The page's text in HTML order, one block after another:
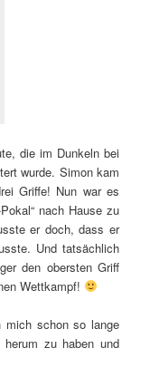
die im Dunkeln bei
wurde. Simon kam
Griffe! Nun war es
nach Hause zu
er doch, dass er
Und tatsächlich
den obersten Griff
Wettkampf!
mich schon so lange
zu haben und